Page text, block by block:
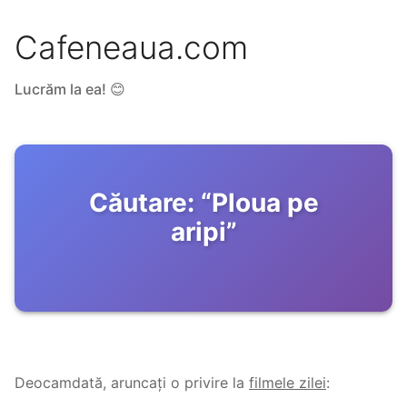
Cafeneaua.com
Lucrăm la ea! 😊
Căutare: “Ploua pe
aripi”
Deocamdată, aruncați o privire la filmele zilei: